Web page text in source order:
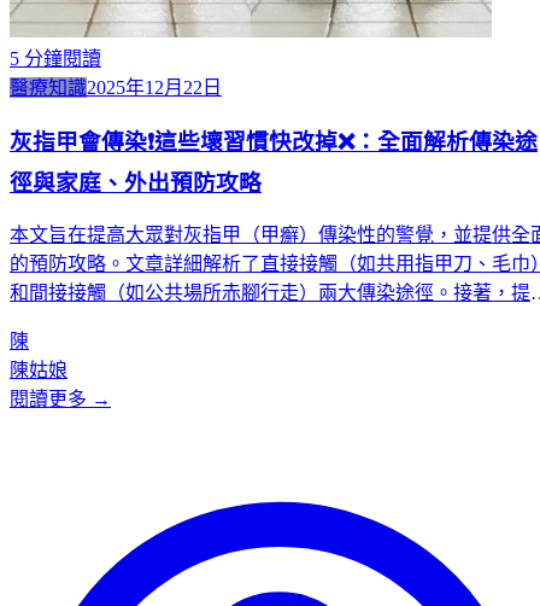
5 分鐘閱讀
醫療知識2025年12月22日
灰指甲會傳染❗️這些壞習慣快改掉❌：全面解析傳染途
徑與家庭、外出預防攻略
本文旨在提高大眾對灰指甲（甲癬）傳染性的警覺，並提供全
的預防攻略。文章詳細解析了直接接觸（如共用指甲刀、毛巾
和間接接觸（如公共場所赤腳行走）兩大傳染途徑。接著，提
防措施，特別強調需保護老人和小孩等免疫力低人群。最後，
紹 K-Centric 持牌日間醫療中心的專業治療服務，作為感染後的
可靠解決方案。
陳
陳姑娘
閱讀更多 →